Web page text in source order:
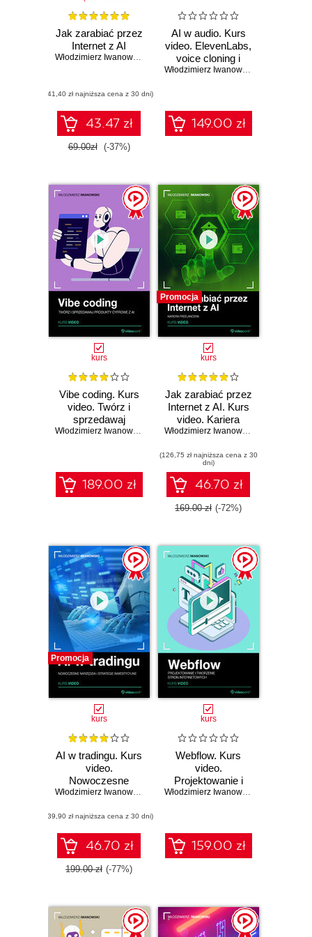
Jak zarabiać przez
Internet z AI
Włodzimierz Iwanowski
(41,40 zł najniższa cena z 30 dni)
43.47 zł
69.00zł (-37%)
AI w audio. Kurs
video. ElevenLabs,
voice cloning i
agenci głosowi wWłodzimierz Iwanowski
149.00 zł
kurs
Vibe coding. Kurs
video. Twórz i
sprzedawaj
produkty cyfrowe z
Włodzimierz Iwanowski
189.00 zł
Promocja
kurs
Jak zarabiać przez
Internet z AI. Kurs
video. Kariera
freelancera
Włodzimierz Iwanowski
(126,75 zł najniższa cena z 30
dni)
46.70 zł
169.00 zł (-72%)
Promocja
kurs
AI w tradingu. Kurs
video.
Nowoczesne
narzędzia i
inwestycyjne
Włodzimierz Iwanowski
(39,90 zł najniższa cena z 30 dni)
46.70 zł
199.00 zł (-77%)
kurs
Webflow. Kurs
video.
Projektowanie i
tworzenie stronWłodzimierz Iwanowski
159.00 zł